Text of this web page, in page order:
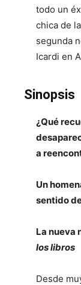
todo un
chica de
segunda
Icardi en
Sinopsis
¿Qué
a
Un
sentido
La nueva
los libros
Desde